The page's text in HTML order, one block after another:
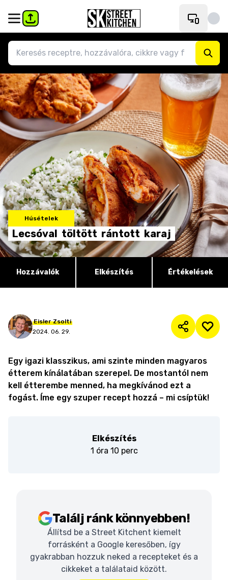
Húsételek
Lecsóval töltött rántott karaj
Hozzávalók Elkészítés Értékelések
Eisler Zsolti
2024. 06. 29.
Egy igazi klasszikus, ami szinte minden magyaros
étterem kínálatában szerepel. De mostantól nem
kell étterembe menned, ha megkívánod ezt a
fogást. Íme egy szuper recept hozzá – mi csíptük!
Elkészítés
1 óra 10 perc
Találj ránk könnyebben!
Állítsd be a Street Kitchent kiemelt
forrásként a Google keresőben, így
gyakrabban hozzuk neked a recepteket és a
cikkeket a találataid között.